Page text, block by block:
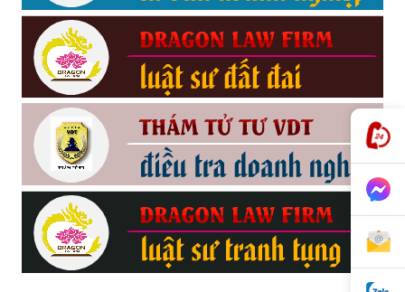
phong,